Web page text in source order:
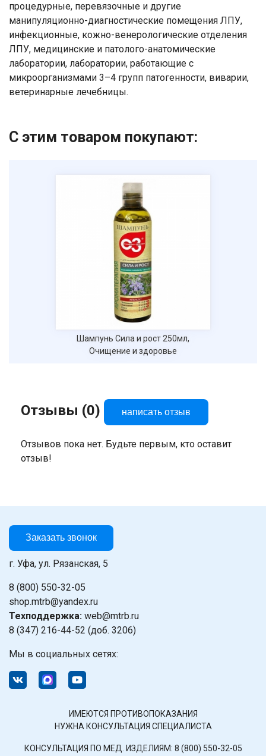
процедурные, перевязочные и другие
манипуляционно-диагностические помещения ЛПУ,
инфекционные, кожно-венерологические отделения
ЛПУ, медицинские и патолого-анатомические
лаборатории, лаборатории, работающие с
микроорганизмами 3–4 групп патогенности, виварии,
ветеринарные лечебницы.
С этим товаром покупают:
Шампунь Сила и рост 250мл,
Очищение и здоровье
Отзывы (0) написать отзыв
Отзывов пока нет. Будьте первым, кто оставит
отзыв!
Заказать звонок
г. Уфа, ул. Рязанская, 5
8 (800) 550-32-05
shop.mtrb@yandex.ru
Техподдержка: web@mtrb.ru
8 (347) 216-44-52 (доб. 3206)
Мы в социальных сетях:
ИМЕЮТСЯ ПРОТИВОПОКАЗАНИЯ
НУЖНА КОНСУЛЬТАЦИЯ СПЕЦИАЛИСТА
КОНСУЛЬТАЦИЯ ПО МЕД. ИЗДЕЛИЯМ: 8 (800) 550-32-05
Ваше имя
Нажимая на кнопку "Отправить" вы
соглашаетесь на обработку
персональных данных